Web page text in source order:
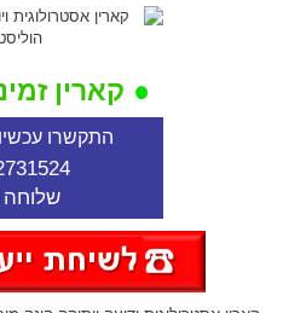
קארין
התקשרו
שלוחה